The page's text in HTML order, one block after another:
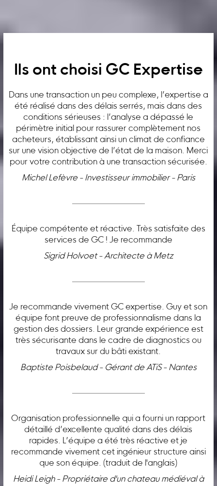
Ils ont choisi GC Expertise
Dans une transaction un peu complexe, l’expertise a
été réalisé dans des délais serrés, mais dans des
conditions sérieuses : l’analyse a dépassé le
périmètre initial pour rassurer complètement nos
acheteurs, établissant ainsi un climat de confiance
sur une vision objective de l’état de la maison. Merci
pour votre contribution à une transaction sécurisée.
Michel Lefèvre - Investisseur immobilier - Paris
Équipe compétente et réactive. Très satisfaite des
services de GC ! Je recommande
Sigrid Holvoet - Architecte à Metz
Je recommande vivement GC expertise. Guy et son
équipe font preuve de professionnalisme dans la
gestion des dossiers. Leur grande expérience est
très sécurisante dans le cadre de diagnostics ou
travaux sur du bâti existant.
Baptiste Poisbelaud - Gérant de ATiS - Nantes
Organisation professionnelle qui a fourni un rapport
détaillé d’excellente qualité dans des délais
rapides. L’équipe a été très réactive et je
recommande vivement cet ingénieur structure ainsi
que son équipe. (traduit de l'anglais)
Heidi Leigh - Propriétaire d'un chateau médiéval à